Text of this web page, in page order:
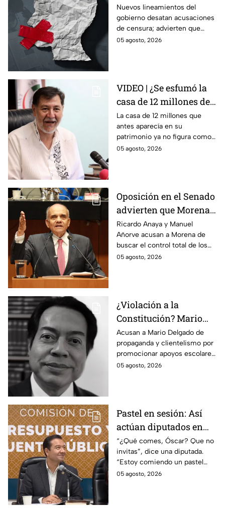
Gobierno podría
decidir qué es verdad y
qué mentira; advierte
Maru Campos
Nuevos lineamientos del
gobierno desatan acusaciones
de censura; advierten que
permitirían decidir qué es
05 agosto, 2026
VIDEO | ¿Se esfumó la
casa de 12 millones de
Noroña? Esto
respondió sobre su
declaración
patrimonial 2026
La casa de 12 millones que
antes aparecía en su
patrimonio ya no figura como
inmueble en su declaración.
05 agosto, 2026
Oposición en el Senado
advierten que Morena
busca silenciar a la
prensa como en
Venezuela, Cuba y
Nicaragua
Ricardo Anaya y Manuel
Añorve acusan a Morena de
buscar el control total de los
medios con nuevos
05 agosto, 2026
¿Violación a la
Constitución? Mario
Delgado usa la beca
Rita Cetina para hacer
propaganda
Acusan a Mario Delgado de
propaganda y clientelismo por
promocionar apoyos escolares
como un “favor” del gobierno.
05 agosto, 2026
Pastel en sesión: Así
actúan diputados en
Comisión de
Presupuesto
“¿Qué comes, Óscar? Que no
invitas”, dice una diputada.
“Estoy comiendo un pastel
muy rico”, responde Óscar
05 agosto, 2026